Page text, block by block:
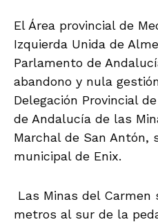
El Área provincial de
Izquierda Unida de
Parlamento de
abandono y nula
Delegación Provincial
de Andalucía de las
Marchal de San Antón,
municipal de Enix.
Las Minas del Carmen
metros al sur de la